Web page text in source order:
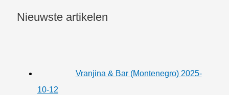
Nieuwste artikelen
Vranjina & Bar (Montenegro) 2025-
10-12